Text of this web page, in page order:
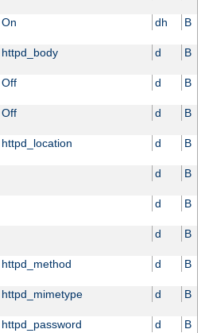
On dh B
httpd_body d B
Off d B
Off d B
httpd_location d B
d B
d B
d B
httpd_method d B
httpd_mimetype d B
httpd_password d B